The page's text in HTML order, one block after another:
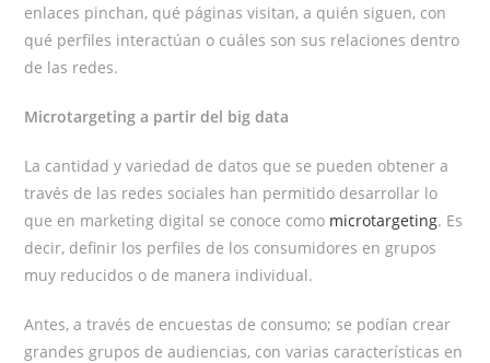
enlaces pinchan, qué páginas visitan, a quién siguen, con
qué perfiles interactúan o cuáles son sus relaciones dentro
de las redes.
Microtargeting a partir del big data
La cantidad y variedad de datos que se pueden obtener a
través de las redes sociales han permitido desarrollar lo
que en marketing digital se conoce como microtargeting. Es
decir, definir los perfiles de los consumidores en grupos
muy reducidos o de manera individual.
Antes, a través de encuestas de consumo; se podían crear
grandes grupos de audiencias, con varias características en